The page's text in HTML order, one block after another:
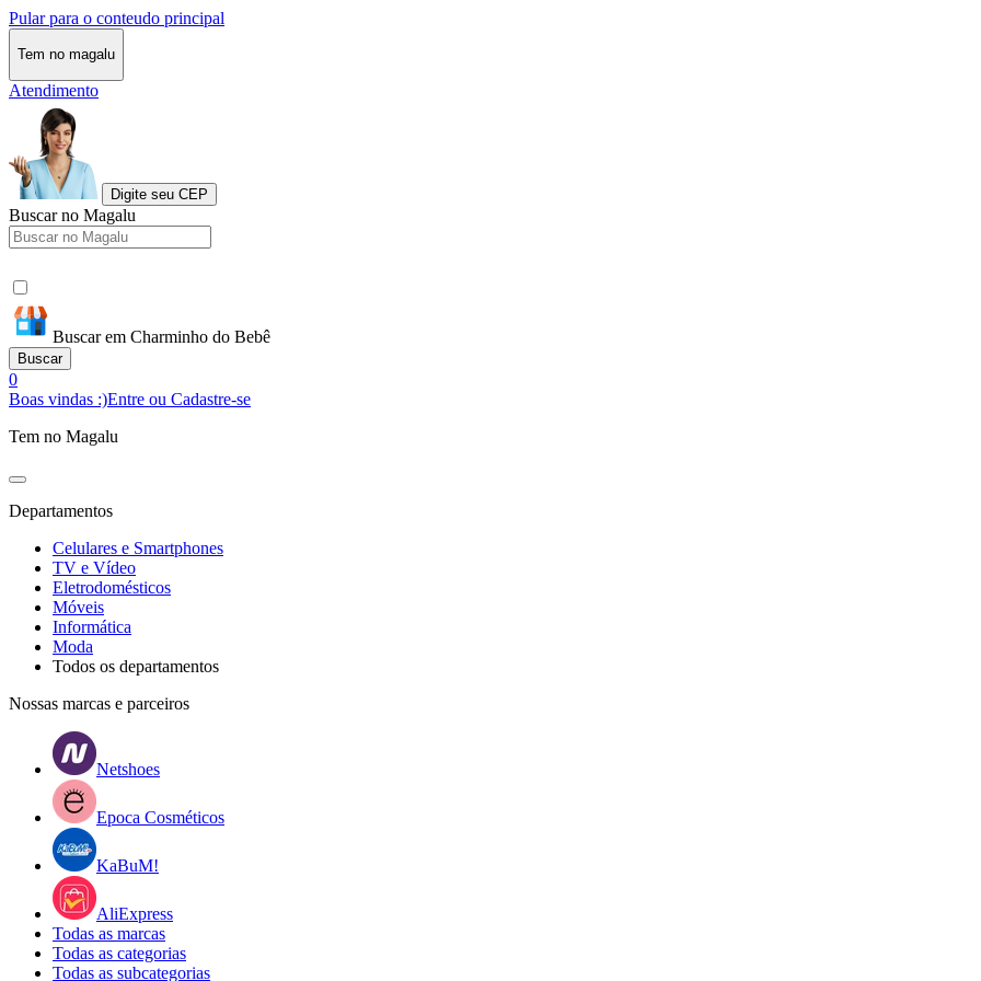
Pular para o conteudo principal
Tem no magalu
Atendimento
Digite seu CEP
Buscar no Magalu
Buscar em Charminho do Bebê
Buscar
0
Boas vindas :)Entre ou Cadastre-se
Tem no Magalu
Departamentos
Celulares e Smartphones
TV e Vídeo
Eletrodomésticos
Móveis
Informática
Moda
Todos os departamentos
Nossas marcas e parceiros
Netshoes
Epoca Cosméticos
KaBuM!
AliExpress
Todas as marcas
Todas as categorias
Todas as subcategorias